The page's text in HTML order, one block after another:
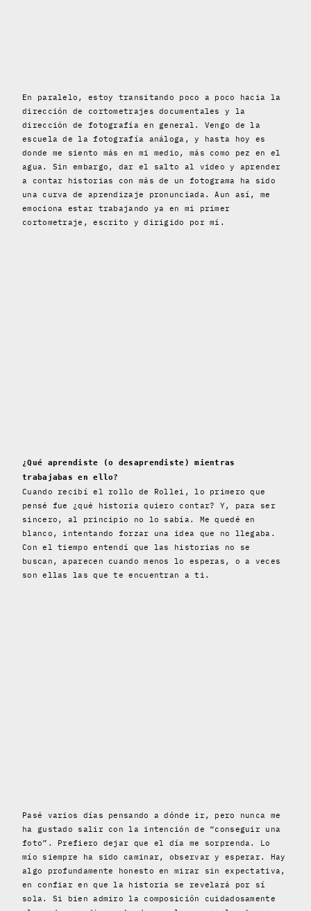
En paralelo, estoy transitando poco a poco hacia la
dirección de cortometrajes documentales y la
dirección de fotografía en general. Vengo de la
escuela de la fotografía análoga, y hasta hoy es
donde me siento más en mi medio, más como pez en el
agua. Sin embargo, dar el salto al video y aprender
a contar historias con más de un fotograma ha sido
una curva de aprendizaje pronunciada. Aun así, me
emociona estar trabajando ya en mi primer
cortometraje, escrito y dirigido por mí.
¿Qué aprendiste (o desaprendiste) mientras
trabajabas en ello?
Cuando recibí el rollo de Rollei, lo primero que
pensé fue ¿qué historia quiero contar? Y, para ser
sincero, al principio no lo sabía. Me quedé en
blanco, intentando forzar una idea que no llegaba.
Con el tiempo entendí que las historias no se
buscan, aparecen cuando menos lo esperas, o a veces
son ellas las que te encuentran a ti.
Pasé varios días pensando a dónde ir, pero nunca me
ha gustado salir con la intención de “conseguir una
foto”. Prefiero dejar que el día me sorprenda. Lo
mío siempre ha sido caminar, observar y esperar. Hay
algo profundamente honesto en mirar sin expectativa,
en confiar en que la historia se revelará por sí
sola. Si bien admiro la composición cuidadosamente